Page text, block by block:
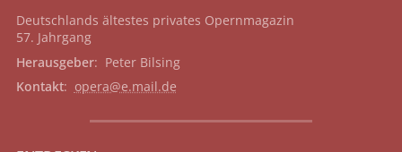
Deutschlands ältestes privates Opernmagazin
57. Jahrgang
Herausgeber: Peter Bilsing
Kontakt: opera@e.mail.de